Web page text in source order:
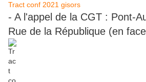
Tract conf 2021 gisors
- A l'appel de la CGT : Pont-
Rue de la République (en